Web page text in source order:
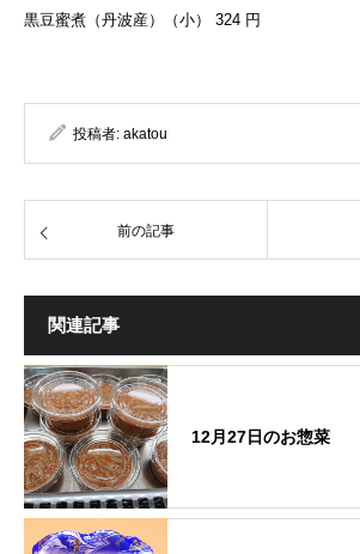
黒豆蜜煮（丹波産）（小） 324 円
投稿者: akatou
前の記事
関連記事
12月27日のお惣菜